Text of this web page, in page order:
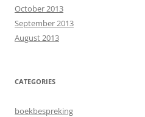
October 2013
September 2013
August 2013
CATEGORIES
boekbespreking